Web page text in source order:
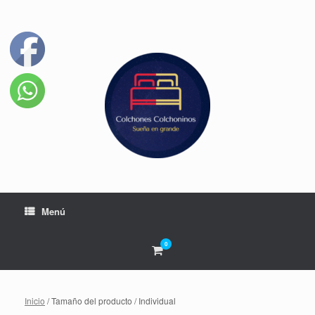
Menú
0
Inicio / Tamaño del producto / Individual